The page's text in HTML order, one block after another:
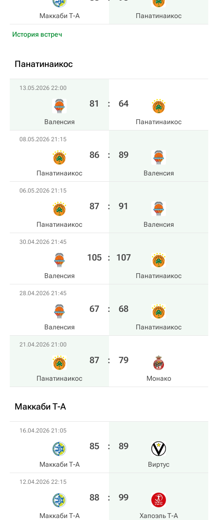
Маккаби Т-А Панатинаикос
История встреч
Панатинаикос
13.05.2026 22:00
Валенсия
81 : 64
Панатинаикос
08.05.2026 21:15
Панатинаикос
86 : 89
Валенсия
06.05.2026 21:15
Панатинаикос
87 : 91
Валенсия
30.04.2026 21:45
Валенсия
105 : 107
Панатинаикос
28.04.2026 21:45
Валенсия
67 : 68
Панатинаикос
21.04.2026 21:00
Панатинаикос
87 : 79
Монако
Маккаби Т-А
16.04.2026 21:05
Маккаби Т-А
85 : 89
Виртус
12.04.2026 22:15
Маккаби Т-А
88 : 99
Хапоэль Т-А